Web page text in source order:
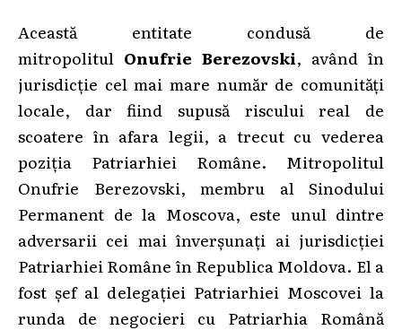
Această entitate condusă de
mitropolitul Onufrie Berezovski, având în
jurisdicție cel mai mare număr de comunități
locale, dar fiind supusă riscului real de
scoatere în afara legii, a trecut cu vederea
poziția Patriarhiei Române. Mitropolitul
Onufrie Berezovski, membru al Sinodului
Permanent de la Moscova, este unul dintre
adversarii cei mai înverșunați ai jurisdicției
Patriarhiei Române în Republica Moldova. El a
fost șef al delegației Patriarhiei Moscovei la
runda de negocieri cu Patriarhia Română